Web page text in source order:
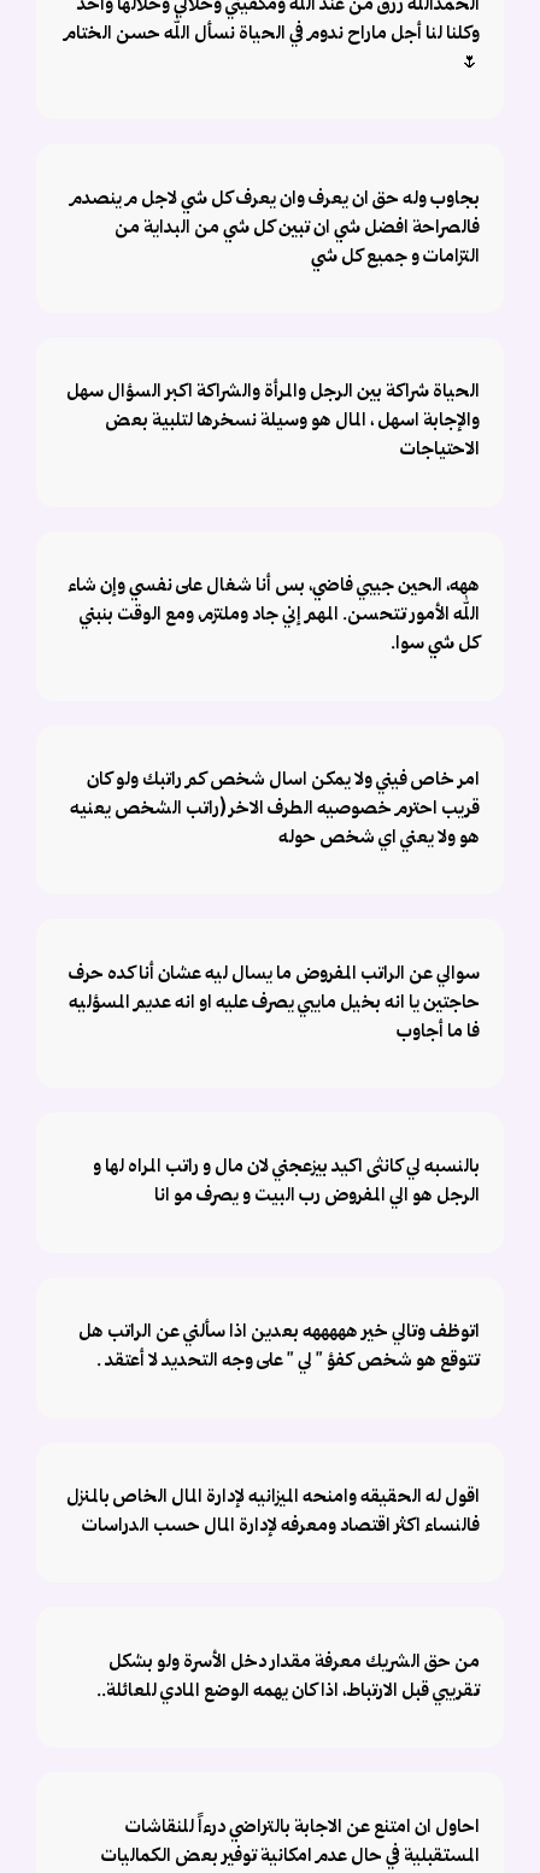
وكلنا لنا أجل ماراح ندوم في الحياة نسأل الله حسن الختام
🌷
بجاوب وله حق ان يعرف وان يعرف كل شي لاجل م ينصدم
فالصراحة افضل شي ان تبين كل شي من البداية من
التزامات و جميع كل شي
الحياة شراكة بين الرجل والمرأة والشراكة اكبر السؤال سهل
والإجابة اسهل ، المال هو وسيلة نسخرها لتلبية بعض
الاحتياجات
ههه، الحين جيبي فاضي، بس أنا شغال على نفسي وإن شاء
الله الأمور تتحسن. المهم إني جاد وملتزم، ومع الوقت بنبني
كل شي سوا.
امر خاص فيني ولا يمكن اسال شخص كم راتبك ولو كان
قريب احترم خصوصيه الطرف الاخر (راتب الشخص يعنيه
هو ولا يعني اي شخص حوله
سوالي عن الراتب المفروض ما يسال ليه عشان أنا كده حرف
حاجتين يا انه بخيل مايبي يصرف عليه او انه عديم المسؤليه
فا ما أجاوب
بالنسبه لي كانثى اكيد بيزعجني لان مال و راتب المراه لها و
الرجل هو الي المفروض رب البيت و يصرف مو انا
اتوظف وتالي خير هههههه بعدين اذا سألني عن الراتب هل
تتوقع هو شخص كفؤ " لي " على وجه التحديد لا أعتقد .
اقول له الحقيقه وامنحه الميزانيه لإدارة المال الخاص بالمنزل
فالنساء اكثر اقتصاد ومعرفه لإدارة المال حسب الدراسات
من حق الشريك معرفة مقدار دخل الأسرة ولو بشكل
تقريبي قبل الارتباط، اذا كان يهمه الوضع المادي للعائلة..
احاول ان امتنع عن الاجابة بالتراضي درءاً للنقاشات
المستقبلية في حال عدم امكانية توفير بعض الكماليات